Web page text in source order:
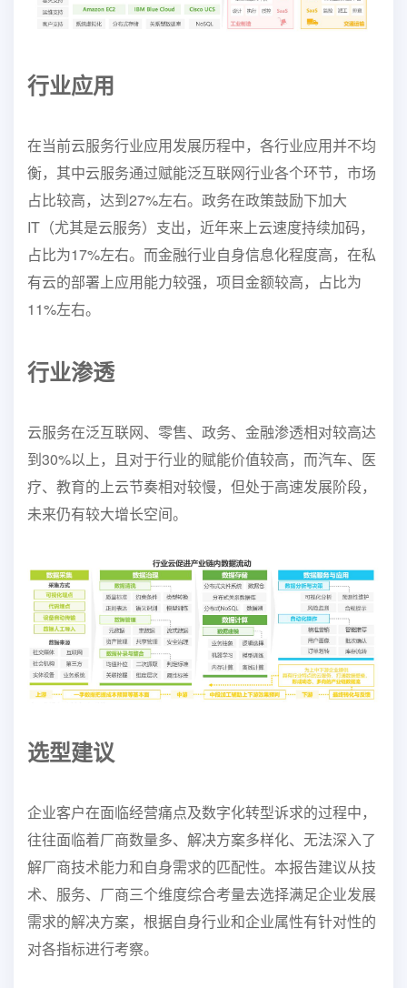
行业应用
在当前云服务行业应用发展历程中，各行业应用并不均
衡，其中云服务通过赋能泛互联网行业各个环节，市场
占比较高，达到27%左右。政务在政策鼓励下加大
IT（尤其是云服务） 支出，近年来上云速度持续加码，
占比为17%左右。而金融行业自身信息化程度高，在私
有云的部署上应用能力较强，项目金额较高，占比为
11%左右。
行业渗透
云服务在泛互联网、零售、政务、金融渗透相对较高达
到30%以上，且对于行业的赋能价值较高，而汽车、医
疗、教育的上云节奏相对较慢，但处于高速发展阶段，
未来仍有较大增长空间。
选型建议
企业客户在面临经营痛点及数字化转型诉求的过程中，
往往面临着厂商数量多、解决方案多样化、无法深入了
解厂商技术能力和自身需求的匹配性。本报告建议从技
术、服务、厂商三个维度综合考量去选择满足企业发展
需求的解决方案，根据自身行业和企业属性有针对性的
对各指标进行考察。